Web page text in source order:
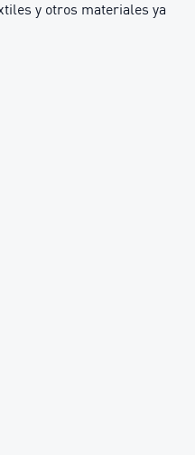
y otros materiales ya